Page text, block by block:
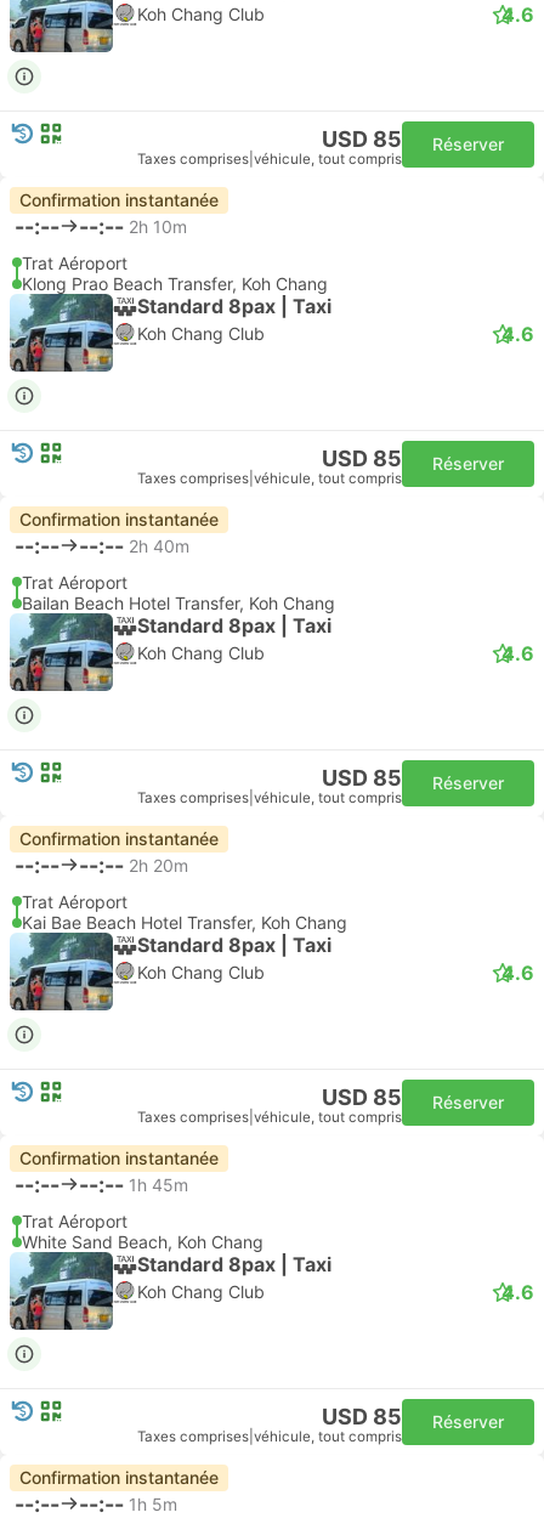
Koh Chang Club 4.6
USD 85
Taxes comprises véhicule, tout compris
Réserver
Confirmation instantanée
--:-- --:-- 2h 10m
Trat Aéroport
Klong Prao Beach Transfer, Koh Chang
Standard 8pax | Taxi
Koh Chang Club 4.6
USD 85
Taxes comprises véhicule, tout compris
Réserver
Confirmation instantanée
--:-- --:-- 2h 40m
Trat Aéroport
Bailan Beach Hotel Transfer, Koh Chang
Standard 8pax | Taxi
Koh Chang Club 4.6
USD 85
Taxes comprises véhicule, tout compris
Réserver
Confirmation instantanée
--:-- --:-- 2h 20m
Trat Aéroport
Kai Bae Beach Hotel Transfer, Koh Chang
Standard 8pax | Taxi
Koh Chang Club 4.6
USD 85
Taxes comprises véhicule, tout compris
Réserver
Confirmation instantanée
--:-- --:-- 1h 45m
Trat Aéroport
White Sand Beach, Koh Chang
Standard 8pax | Taxi
Koh Chang Club 4.6
USD 85
Taxes comprises véhicule, tout compris
Réserver
Confirmation instantanée
--:-- --:-- 1h 5m